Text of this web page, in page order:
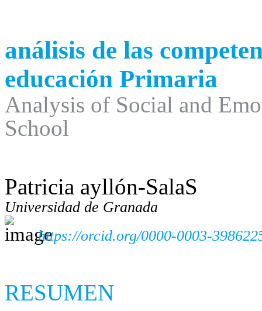
análisis de las
educación Primaria
Analysis of Social and
School
Patricia ayllón-SalaS
Universidad de Granada
https://orcid.org/0000-0003-
RESUMEN